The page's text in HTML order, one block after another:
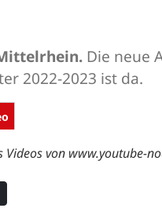
Die neue
2022-2023 ist da.
Videos von www.youtube-